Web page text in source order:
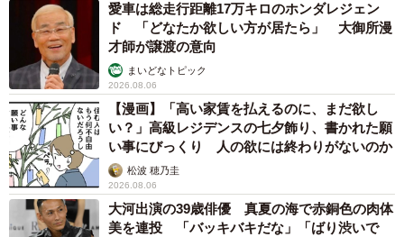
愛車は総走行距離17万キロのホンダレジェン
ド 「どなたか欲しい方が居たら」 大御所漫
才師が譲渡の意向
まいどなトピック
2026.08.06
【漫画】「高い家賃を払えるのに、まだ欲し
い？」高級レジデンスの七夕飾り、書かれた願
い事にびっくり 人の欲には終わりがないのか
松波 穂乃圭
2026.08.06
大河出演の39歳俳優 真夏の海で赤銅色の肉体
美を連投 「バッキバキだな」「ばり渋いで